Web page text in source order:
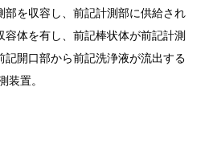
部を収容し、前記計測部に供給され
容体を有し、前記棒状体が前記計測
記開口部から前記洗浄液が流出する
装置。